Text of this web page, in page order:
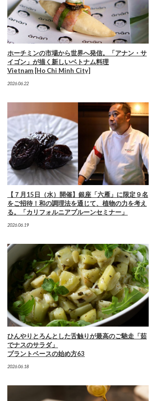
ホーチミンの市場から世界へ発信。「アナン・サ
イゴン」が描く新しいベトナム料理
Vietnam [Ho Chi Minh City]
2026.06.22
【７月15日（水）開催】銀座「六雁」に限定９名
をご招待！和の調理法を通じて、植物の力を考え
る。「カリフォルニアプルーンセミナー」
2026.06.19
ひんやりとろんとした舌触りが最高のご馳走「茹
でナスのサラダ」
プラントベースの始め方63
2026.06.18